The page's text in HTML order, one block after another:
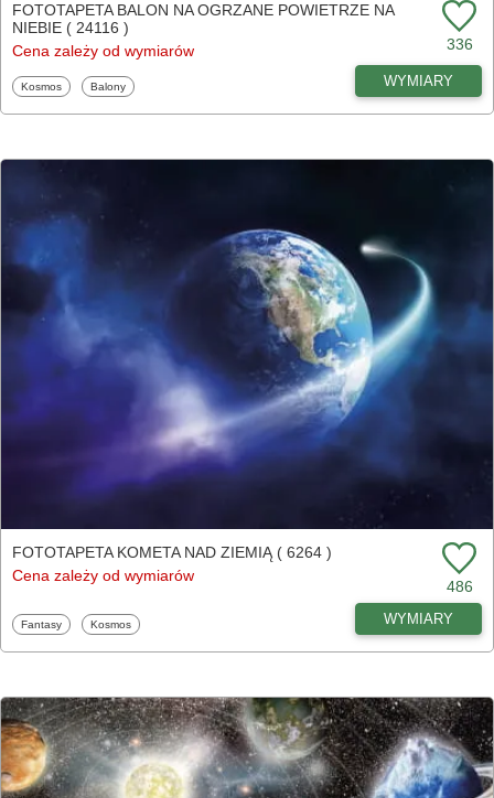
FOTOTAPETA BALON NA OGRZANE POWIETRZE NA
NIEBIE ( 24116 )
Cena zależy od wymiarów
336
Fototapety
Kosmos Fototapety
Balony WYMIARY
FOTOTAPETA KOMETA NAD ZIEMIĄ ( 6264 )
Cena zależy od wymiarów
486
Fototapety
Fantasy Fototapety
Kosmos WYMIARY